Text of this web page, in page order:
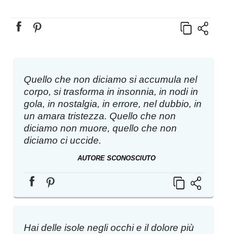
Quello che non diciamo si accumula nel
corpo, si trasforma in insonnia, in nodi in
gola, in nostalgia, in errore, nel dubbio, in
un amara tristezza. Quello che non
diciamo non muore, quello che non
diciamo ci uccide.
AUTORE SCONOSCIUTO
Hai delle isole negli occhi e il dolore più